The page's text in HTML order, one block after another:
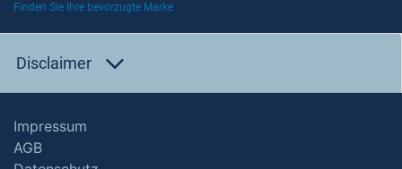
Finden Sie Ihre bevorzugte Marke
Disclaimer
Impressum
AGB